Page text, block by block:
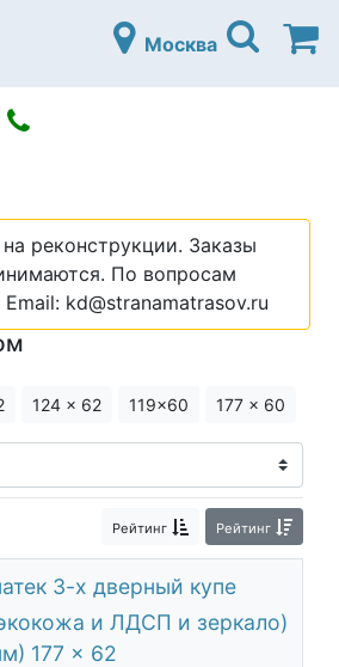
матрасов
белье)
матрасы)
кровати)
Москва
реконструкции. Заказы
По вопросам
kd@stranamatrasov.ru
124 x 62 119x60 177 x 60
Рейтинг Рейтинг
3-х дверный купе
и ЛДСП и зеркало)
177 x 62